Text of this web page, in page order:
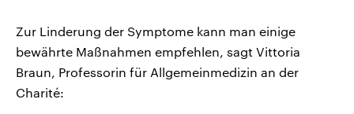
Zur Linderung der Symptome kann man einige
bewährte Maßnahmen empfehlen, sagt Vittoria
Braun, Professorin für Allgemeinmedizin an der
Charité: